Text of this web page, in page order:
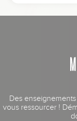
Des
vous ressourcer !